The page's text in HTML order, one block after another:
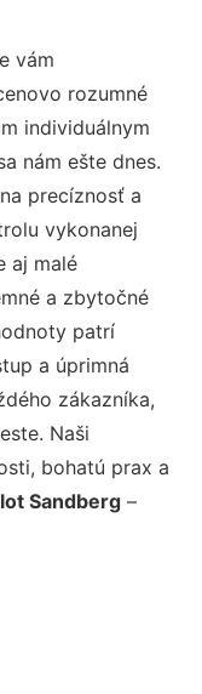
vám
rozumné
individuálnym
nám ešte dnes.
precíznosť a
vykonanej
aj malé
a zbytočné
patrí
a úprimná
zákazníka,
Naši
bohatú prax a
Sandberg –